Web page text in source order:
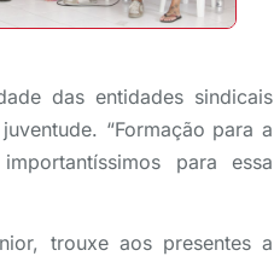
das entidades sindicais
“Formação para a
para essa
trouxe aos presentes a